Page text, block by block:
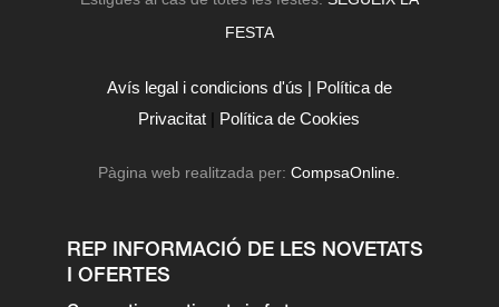
FESTA
Avís legal i condicions d'ús | Política de
Privacitat | Política de Cookies
Pàgina web realitzada per:CompsaOnline.
REP INFORMACIÓ DE LES NOVETATS
I OFERTES